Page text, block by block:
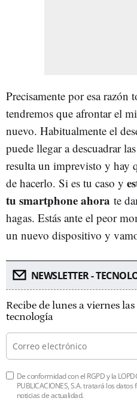
Precisamente por esa
tendremos que afrontar el
nuevo. Habitualmente el
puede llegar a descuadrar
resulta un imprevisto y hay
de hacerlo. Si es tu caso y
tu smartphone ahora te
hagas. Estás ante el peor
un nuevo dispositivo y
NEWSLETTER -
Recibe de lunes a viernes
tecnología
De conformidad con el RGPD y la
PUBLICACIONES, S.A. tratará los
noticias de actualidad.